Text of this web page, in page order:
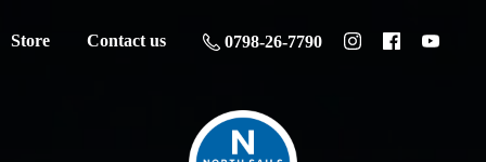
Store Contact us 0798-26-7790